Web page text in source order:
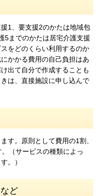
1、要支援2のかたは地域包
5までのかたは居宅介護支援
をどのくらい利用するのか
かかる費用の自己負担はあ
出て自分で作成することも
は、直接施設に申し込んで
す。原則として費用の1割、
（サービスの種類によっ
。）
ど